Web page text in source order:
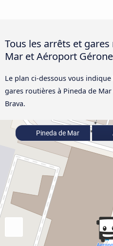
Tous les arrêts et
Mar et Aéroport
Le plan ci-dessous vous
gares routières à Pineda de
Brava.
Pineda de Mar